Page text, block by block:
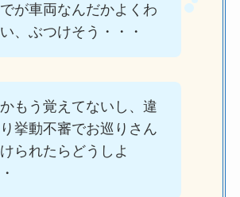
が車両なんだかよくわ
、ぶつけそう・・・
もう覚えてないし、違
挙動不審でお巡りさん
られたらどうしよ